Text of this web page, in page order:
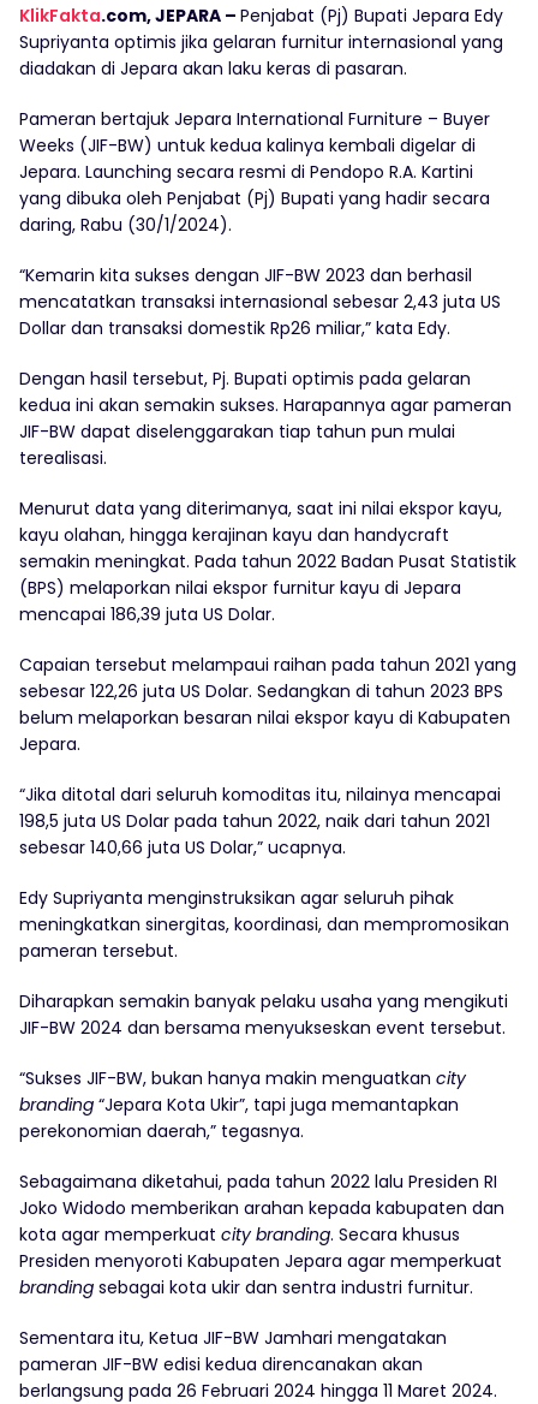
KlikFakta.com, JEPARA – Penjabat (Pj) Bupati Jepara Edy
Supriyanta optimis jika gelaran furnitur internasional yang
diadakan di Jepara akan laku keras di pasaran.
Pameran bertajuk Jepara International Furniture – Buyer
Weeks (JIF-BW) untuk kedua kalinya kembali digelar di
Jepara. Launching secara resmi di Pendopo R.A. Kartini
yang dibuka oleh Penjabat (Pj) Bupati yang hadir secara
daring, Rabu (30/1/2024).
“Kemarin kita sukses dengan JIF-BW 2023 dan berhasil
mencatatkan transaksi internasional sebesar 2,43 juta US
Dollar dan transaksi domestik Rp26 miliar,” kata Edy.
Dengan hasil tersebut, Pj. Bupati optimis pada gelaran
kedua ini akan semakin sukses. Harapannya agar pameran
JIF-BW dapat diselenggarakan tiap tahun pun mulai
terealisasi.
Menurut data yang diterimanya, saat ini nilai ekspor kayu,
kayu olahan, hingga kerajinan kayu dan handycraft
semakin meningkat. Pada tahun 2022 Badan Pusat Statistik
(BPS) melaporkan nilai ekspor furnitur kayu di Jepara
mencapai 186,39 juta US Dolar.
Capaian tersebut melampaui raihan pada tahun 2021 yang
sebesar 122,26 juta US Dolar. Sedangkan di tahun 2023 BPS
belum melaporkan besaran nilai ekspor kayu di Kabupaten
Jepara.
“Jika ditotal dari seluruh komoditas itu, nilainya mencapai
198,5 juta US Dolar pada tahun 2022, naik dari tahun 2021
sebesar 140,66 juta US Dolar,” ucapnya.
Edy Supriyanta menginstruksikan agar seluruh pihak
meningkatkan sinergitas, koordinasi, dan mempromosikan
pameran tersebut.
Diharapkan semakin banyak pelaku usaha yang mengikuti
JIF-BW 2024 dan bersama menyukseskan event tersebut.
“Sukses JIF-BW, bukan hanya makin menguatkan city
branding “Jepara Kota Ukir”, tapi juga memantapkan
perekonomian daerah,” tegasnya.
Sebagaimana diketahui, pada tahun 2022 lalu Presiden RI
Joko Widodo memberikan arahan kepada kabupaten dan
kota agar memperkuat city branding. Secara khusus
Presiden menyoroti Kabupaten Jepara agar memperkuat
branding sebagai kota ukir dan sentra industri furnitur.
Sementara itu, Ketua JIF-BW Jamhari mengatakan
pameran JIF-BW edisi kedua direncanakan akan
berlangsung pada 26 Februari 2024 hingga 11 Maret 2024.